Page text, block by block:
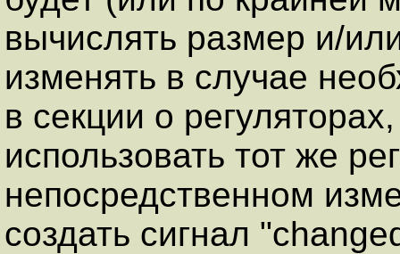
вычислять размер и/
изменять в случае
в секции о
использовать тот же
непосредственном
создать сигнал